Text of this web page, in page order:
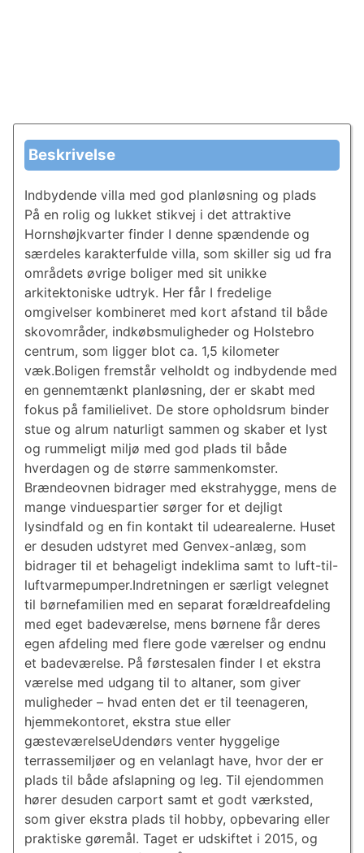
Beskrivelse
Indbydende villa med god planløsning og plads
På en rolig og lukket stikvej i det attraktive
Hornshøjkvarter finder I denne spændende og
særdeles karakterfulde villa, som skiller sig ud fra
områdets øvrige boliger med sit unikke
arkitektoniske udtryk. Her får I fredelige
omgivelser kombineret med kort afstand til både
skovområder, indkøbsmuligheder og Holstebro
centrum, som ligger blot ca. 1,5 kilometer
væk.Boligen fremstår velholdt og indbydende med
en gennemtænkt planløsning, der er skabt med
fokus på familielivet. De store opholdsrum binder
stue og alrum naturligt sammen og skaber et lyst
og rummeligt miljø med god plads til både
hverdagen og de større sammenkomster.
Brændeovnen bidrager med ekstrahygge, mens de
mange vinduespartier sørger for et dejligt
lysindfald og en fin kontakt til udearealerne. Huset
er desuden udstyret med Genvex-anlæg, som
bidrager til et behageligt indeklima samt to luft-til-
luftvarmepumper.Indretningen er særligt velegnet
til børnefamilien med en separat forældreafdeling
med eget badeværelse, mens børnene får deres
egen afdeling med flere gode værelser og endnu
et badeværelse. På førstesalen finder I et ekstra
værelse med udgang til to altaner, som giver
muligheder – hvad enten det er til teenageren,
hjemmekontoret, ekstra stue eller
gæsteværelseUdendørs venter hyggelige
terrassemiljøer og en velanlagt have, hvor der er
plads til både afslapning og leg. Til ejendommen
hører desuden carport samt et godt værksted,
som giver ekstra plads til hobby, opbevaring eller
praktiske gøremål. Taget er udskiftet i 2015, og